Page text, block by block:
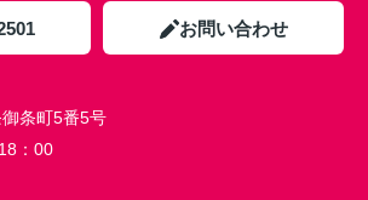
お問い合わせ
条町5番5号
：00